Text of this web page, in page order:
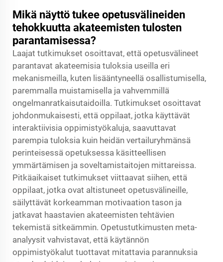
Mikä näyttö tukee opetusvälineiden
tehokkuutta akateemisten tulosten
parantamisessa?
Laajat tutkimukset osoittavat, että opetusvälineet
parantavat akateemisia tuloksia useilla eri
mekanismeilla, kuten lisääntyneellä osallistumisella,
paremmalla muistamisella ja vahvemmillä
ongelmanratkaisutaidoilla. Tutkimukset osoittavat
johdonmukaisesti, että oppilaat, jotka käyttävät
interaktiivisia oppimistyökaluja, saavuttavat
parempia tuloksia kuin heidän vertailuryhmänsä
perinteisessä opetuksessa käsitteellisen
ymmärtämisen ja soveltamistaitojen mittareissa.
Pitkäaikaiset tutkimukset viittaavat siihen, että
oppilaat, jotka ovat altistuneet opetusvälineille,
säilyttävät korkeamman motivaation tason ja
jatkavat haastavien akateemisten tehtävien
tekemistä sitkeämmin. Opetustutkimusten meta-
analyysit vahvistavat, että käytännön
oppimistyökalut tuottavat mitattavia parannuksia